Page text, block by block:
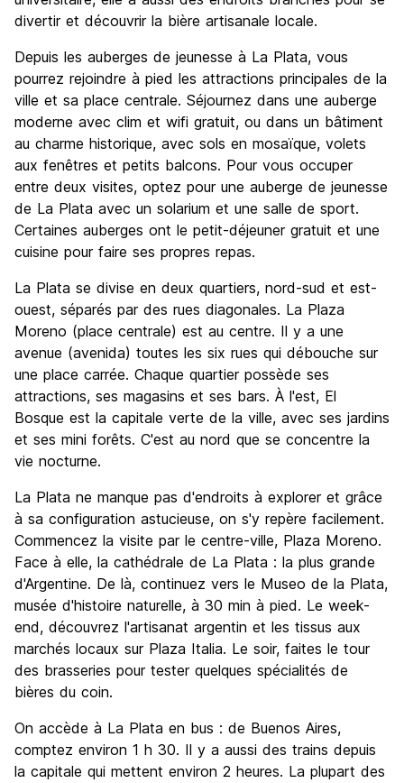
divertir et découvrir la bière artisanale locale.
Depuis les auberges de jeunesse à La Plata, vous
pourrez rejoindre à pied les attractions principales de la
ville et sa place centrale. Séjournez dans une auberge
moderne avec clim et wifi gratuit, ou dans un bâtiment
au charme historique, avec sols en mosaïque, volets
aux fenêtres et petits balcons. Pour vous occuper
entre deux visites, optez pour une auberge de jeunesse
de La Plata avec un solarium et une salle de sport.
Certaines auberges ont le petit-déjeuner gratuit et une
cuisine pour faire ses propres repas.
La Plata se divise en deux quartiers, nord-sud et est-
ouest, séparés par des rues diagonales. La Plaza
Moreno (place centrale) est au centre. Il y a une
avenue (avenida) toutes les six rues qui débouche sur
une place carrée. Chaque quartier possède ses
attractions, ses magasins et ses bars. À l'est, El
Bosque est la capitale verte de la ville, avec ses jardins
et ses mini forêts. C'est au nord que se concentre la
vie nocturne.
La Plata ne manque pas d'endroits à explorer et grâce
à sa configuration astucieuse, on s'y repère facilement.
Commencez la visite par le centre-ville, Plaza Moreno.
Face à elle, la cathédrale de La Plata : la plus grande
d'Argentine. De là, continuez vers le Museo de la Plata,
musée d'histoire naturelle, à 30 min à pied. Le week-
end, découvrez l'artisanat argentin et les tissus aux
marchés locaux sur Plaza Italia. Le soir, faites le tour
des brasseries pour tester quelques spécialités de
bières du coin.
On accède à La Plata en bus : de Buenos Aires,
comptez environ 1 h 30. Il y a aussi des trains depuis
la capitale qui mettent environ 2 heures. La plupart des